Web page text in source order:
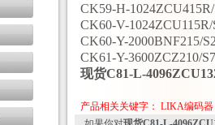
CK59-H-
CK60-V-
CK60-Y-2000BNF215/
CK61-Y-3600ZCZ210/
现货C81-L-
产品相关关键字：LIKA编码器